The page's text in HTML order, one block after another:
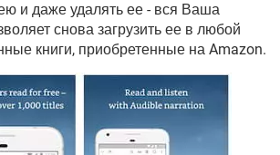
и даже удалять ее - вся Ваша
снова загрузить ее в любой
книги, приобретенные на Amazon.